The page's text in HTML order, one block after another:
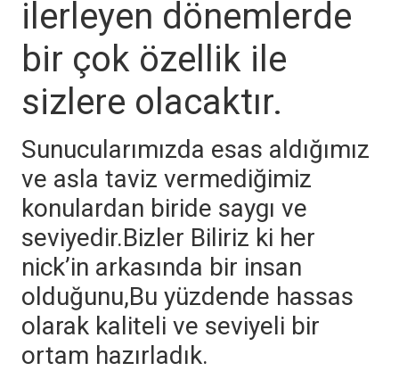
ilerleyen dönemlerde
bir çok özellik ile
sizlere olacaktır.
Sunucularımızda esas aldığımız
ve asla taviz vermediğimiz
konulardan biride saygı ve
seviyedir.Bizler Biliriz ki her
nick’in arkasında bir insan
olduğunu,Bu yüzdende hassas
olarak kaliteli ve seviyeli bir
ortam hazırladık.